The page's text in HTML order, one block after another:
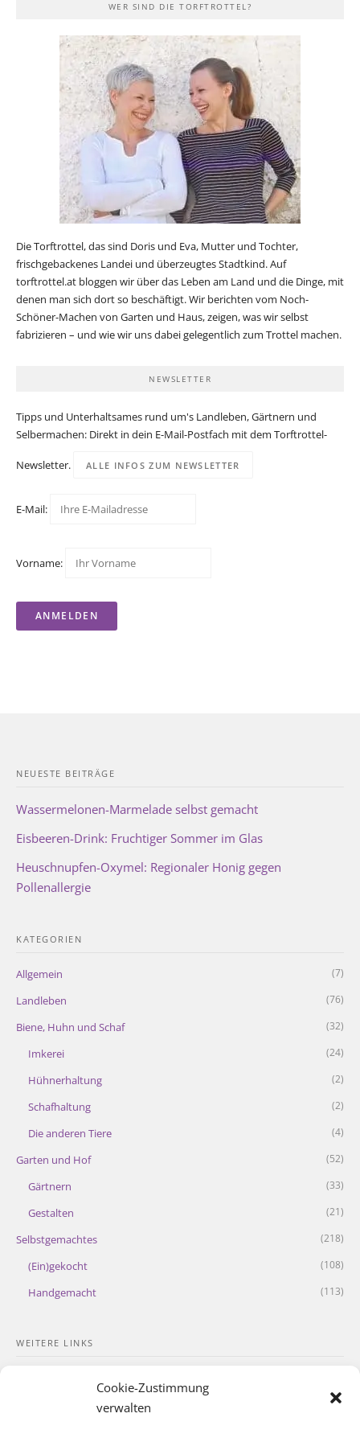
Cookie-Zustimmung
verwalten
WER SIND DIE TORFTROTTEL?
Die Torftrottel, das sind Doris und Eva, Mutter und Tochter,
frischgebackenes Landei und überzeugtes Stadtkind. Auf
torftrottel.at bloggen wir über das Leben am Land und die Dinge, mit
denen man sich dort so beschäftigt. Wir berichten vom Noch-
Schöner-Machen von Garten und Haus, zeigen, was wir selbst
fabrizieren – und wie wir uns dabei gelegentlich zum Trottel machen.
NEWSLETTER
Tipps und Unterhaltsames rund um's Landleben, Gärtnern und
Selbermachen: Direkt in dein E-Mail-Postfach mit dem Torftrottel-
Newsletter. ALLE INFOS ZUM NEWSLETTER
E-Mail:
Vorname:
NEUESTE BEITRÄGE
Wassermelonen-Marmelade selbst gemacht
Eisbeeren-Drink: Fruchtiger Sommer im Glas
Heuschnupfen-Oxymel: Regionaler Honig gegen
Pollenallergie
KATEGORIEN
Allgemein (7)
Landleben (76)
Biene, Huhn und Schaf (32)
Imkerei (24)
Hühnerhaltung (2)
Schafhaltung (2)
Die anderen Tiere (4)
Garten und Hof (52)
Gärtnern (33)
Gestalten (21)
Selbstgemachtes (218)
(Ein)gekocht (108)
Handgemacht (113)
WEITERE LINKS